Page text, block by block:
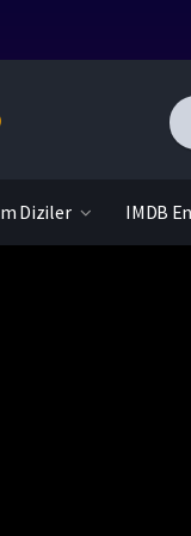
Diziler IMDB